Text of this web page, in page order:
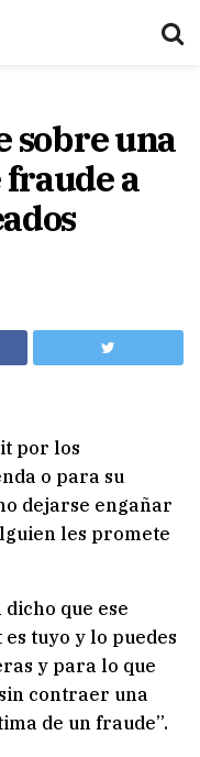
sobre una
a
por los
o para su
dejarse engañar
les promete
que ese
tuyo y lo puedes
y para lo que
contraer una
de un fraude”.